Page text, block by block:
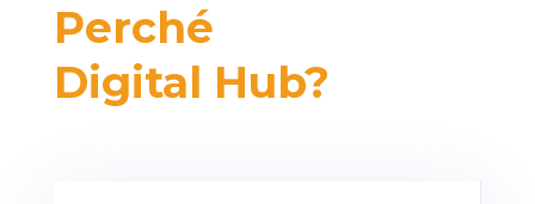
Perché
Digital Hub?